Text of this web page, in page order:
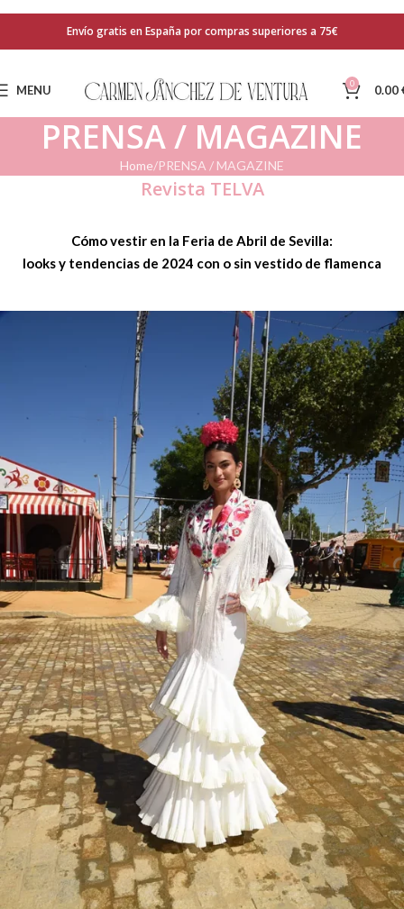
Envío gratis en España por compras superiores a 75€
MENU 0 0.00
PRENSA / MAGAZINE
Home PRENSA / MAGAZINE
Revista TELVA
Cómo vestir en la Feria de Abril de Sevilla:
looks y tendencias de 2024 con o sin vestido de flamenca